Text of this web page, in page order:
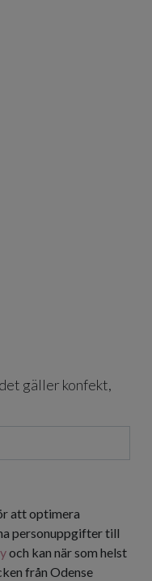
gäller konfekt,
att optimera
personuppgifter till
och kan när som helst
från Odense